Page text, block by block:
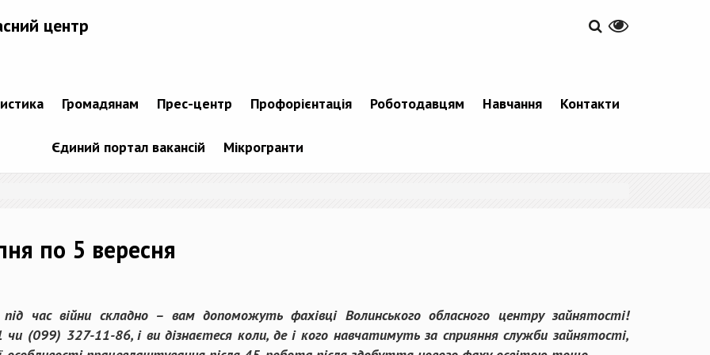
центр
Громадянам Прес-центр Профорієнтація Роботодавцям Навчання Контакти
Єдиний портал вакансій Мікрогранти
по 5 вересня
час війни складно – вам допоможуть фахівці Волинського обласного центру зайнятості!
(099) 327-11-86, і ви дізнаєтеся коли, де і кого навчатимуть за сприяння служби зайнятості,